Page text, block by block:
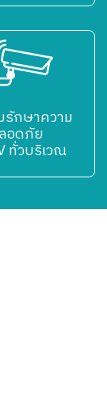
รักษาความ
อดภัย
ทั่วบริเวณ